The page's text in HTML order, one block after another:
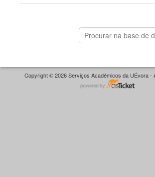
Copyright © 2026 Serviços Académicos da UÉvora -